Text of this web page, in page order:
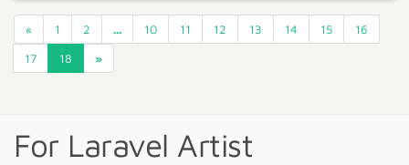
« 1 2 ... 10 11 12 13 14 15
16
17
18 »
For Laravel Artist